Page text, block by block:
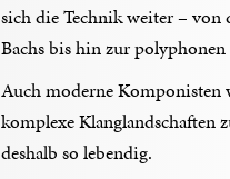
sich die Technik weiter – von
Bachs bis hin zur
Auch moderne Komponisten
komplexe Klanglandschaften
deshalb so lebendig.